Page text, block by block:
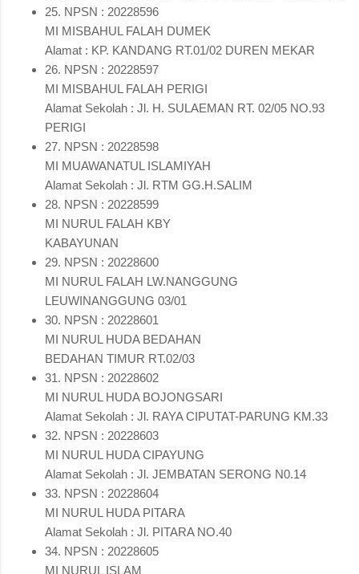
25. NPSN : 20228596
MI MISBAHUL FALAH DUMEK
Alamat : KP. KANDANG RT.01/02 DUREN MEKAR
26. NPSN : 20228597
MI MISBAHUL FALAH PERIGI
Alamat Sekolah : Jl. H. SULAEMAN RT. 02/05 NO.93
PERIGI
27. NPSN : 20228598
MI MUAWANATUL ISLAMIYAH
Alamat Sekolah : Jl. RTM GG.H.SALIM
28. NPSN : 20228599
MI NURUL FALAH KBY
KABAYUNAN
29. NPSN : 20228600
MI NURUL FALAH LW.NANGGUNG
LEUWINANGGUNG 03/01
30. NPSN : 20228601
MI NURUL HUDA BEDAHAN
BEDAHAN TIMUR RT.02/03
31. NPSN : 20228602
MI NURUL HUDA BOJONGSARI
Alamat Sekolah : Jl. RAYA CIPUTAT-PARUNG KM.33
32. NPSN : 20228603
MI NURUL HUDA CIPAYUNG
Alamat Sekolah : Jl. JEMBATAN SERONG N0.14
33. NPSN : 20228604
MI NURUL HUDA PITARA
Alamat Sekolah : Jl. PITARA NO.40
34. NPSN : 20228605
MI NURUL ISLAM